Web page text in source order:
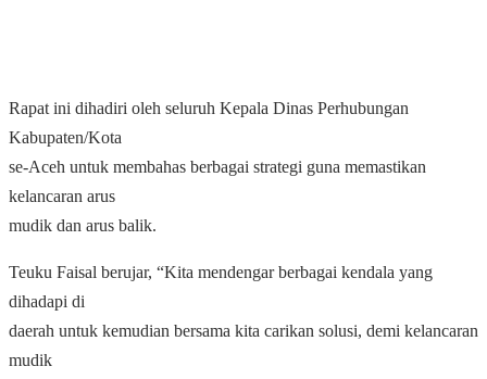
Rapat ini dihadiri oleh seluruh Kepala Dinas Perhubungan
Kabupaten/Kota
se-Aceh untuk membahas berbagai strategi guna memastikan
kelancaran arus
mudik dan arus balik.
Teuku Faisal berujar, “Kita mendengar berbagai kendala yang
dihadapi di
daerah untuk kemudian bersama kita carikan solusi, demi kelancaran
mudik